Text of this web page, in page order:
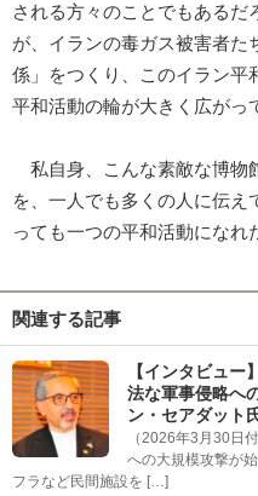
される方々のことでもあるだ
が、イランの毒ガス被害者た
係」をつくり、このイラン平
平和活動の輪が大きく広がっ
私自身、こんな素敵な博物
を、一人でも多くの人に伝え
っても一つの平和活動になれ
関連する記事
【インタビュ
法な軍事侵略へ
ン・セアダット
（2026年3月30日
への大規模攻撃が
フラなど民間施設を […]